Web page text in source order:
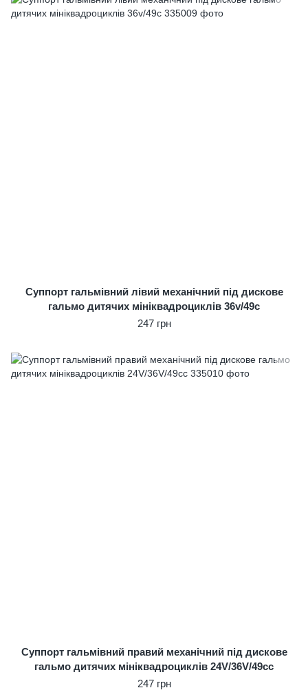
Суппорт гальмівний лівий механічний під дискове
гальмо дитячих мініквадроциклів 36v/49c
247 грн
Суппорт гальмівний правий механічний під дискове
гальмо дитячих мініквадроциклів 24V/36V/49cc
247 грн